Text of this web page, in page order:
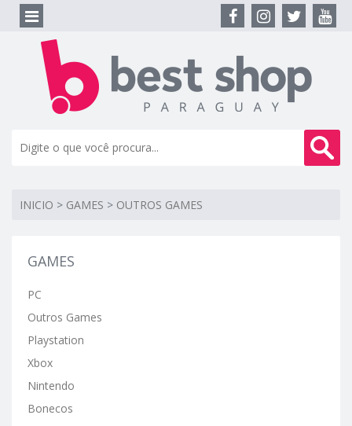
INICIO > GAMES > OUTROS GAMES
GAMES
PC
Outros Games
Playstation
Xbox
Nintendo
Bonecos